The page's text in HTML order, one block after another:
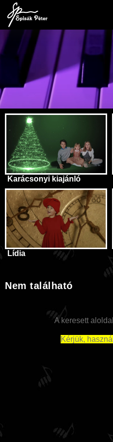
Karácsonyi kiajánló
Lídia
Nem található
A keresett
Kérjük,